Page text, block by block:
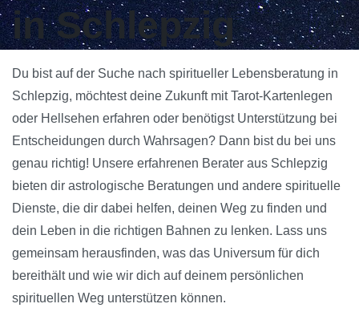
in Schlepzig
Du bist auf der Suche nach spiritueller Lebensberatung in
Schlepzig, möchtest deine Zukunft mit Tarot-Kartenlegen
oder Hellsehen erfahren oder benötigst Unterstützung bei
Entscheidungen durch Wahrsagen? Dann bist du bei uns
genau richtig! Unsere erfahrenen Berater aus Schlepzig
bieten dir astrologische Beratungen und andere spirituelle
Dienste, die dir dabei helfen, deinen Weg zu finden und
dein Leben in die richtigen Bahnen zu lenken. Lass uns
gemeinsam herausfinden, was das Universum für dich
bereithält und wie wir dich auf deinem persönlichen
spirituellen Weg unterstützen können.